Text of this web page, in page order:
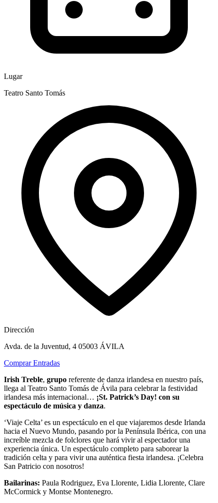
Lugar
Teatro Santo Tomás
Dirección
Avda. de la Juventud, 4 05003 ÁVILA
Comprar Entradas
Irish Treble, grupo referente de danza irlandesa en nuestro país,
llega al Teatro Santo Tomás de Ávila para celebrar la festividad
irlandesa más internacional… ¡St. Patrick’s Day! con su
espectáculo de música y danza.
‘Viaje Celta’ es un espectáculo en el que viajaremos desde Irlanda
hacia el Nuevo Mundo, pasando por la Península Ibérica, con una
increíble mezcla de folclores que hará vivir al espectador una
experiencia única. Un espectáculo completo para saborear la
tradición celta y para vivir una auténtica fiesta irlandesa. ¡Celebra
San Patricio con nosotros!
Bailarinas: Paula Rodriguez, Eva Llorente, Lidia Llorente, Clare
McCormick y Montse Montenegro.